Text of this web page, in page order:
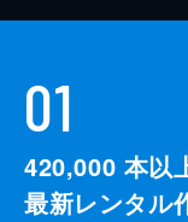
01
420,000 本以
最新レンタル